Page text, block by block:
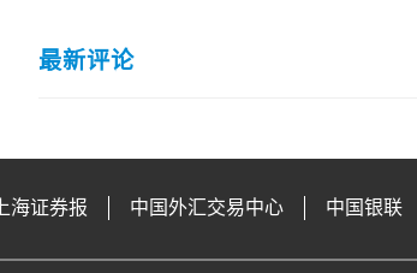
最新评论
上海证券报 中国外汇交易中心 中国银联